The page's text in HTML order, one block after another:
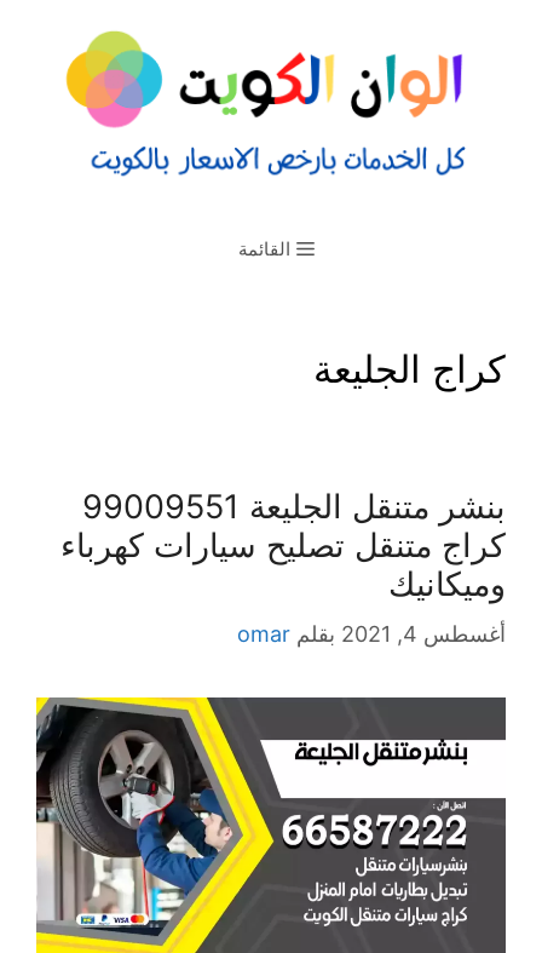
القائمة
كراج الجليعة
كراج متنقل تصليح سيارات كهرباء
وميكانيك
أغسطس 4, 2021 بقلم omar